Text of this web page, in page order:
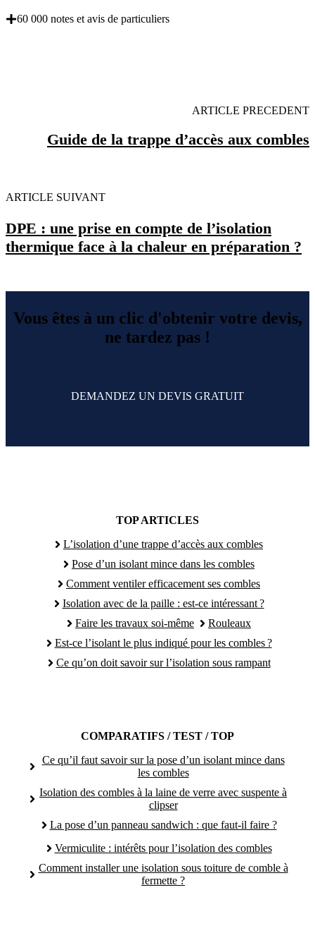
60 000 notes et avis de particuliers
ARTICLE PRECEDENT
Guide de la trappe d’accès aux combles
ARTICLE SUIVANT
DPE : une prise en compte de l’isolation
thermique face à la chaleur en préparation ?
Vous êtes à un clic d'obtenir votre devis,
ne tardez pas !
DEMANDEZ UN DEVIS GRATUIT
TOP ARTICLES
L’isolation d’une trappe d’accès aux combles
Pose d’un isolant mince dans les combles
Comment ventiler efficacement ses combles
Isolation avec de la paille : est-ce intéressant ?
Faire les travaux soi-même
Rouleaux
Est-ce l’isolant le plus indiqué pour les combles ?
Ce qu’on doit savoir sur l’isolation sous rampant
COMPARATIFS / TEST / TOP
Ce qu’il faut savoir sur la pose d’un isolant mince dans
les combles
Isolation des combles à la laine de verre avec suspente à
clipser
La pose d’un panneau sandwich : que faut-il faire ?
Vermiculite : intérêts pour l’isolation des combles
Comment installer une isolation sous toiture de comble à
fermette ?